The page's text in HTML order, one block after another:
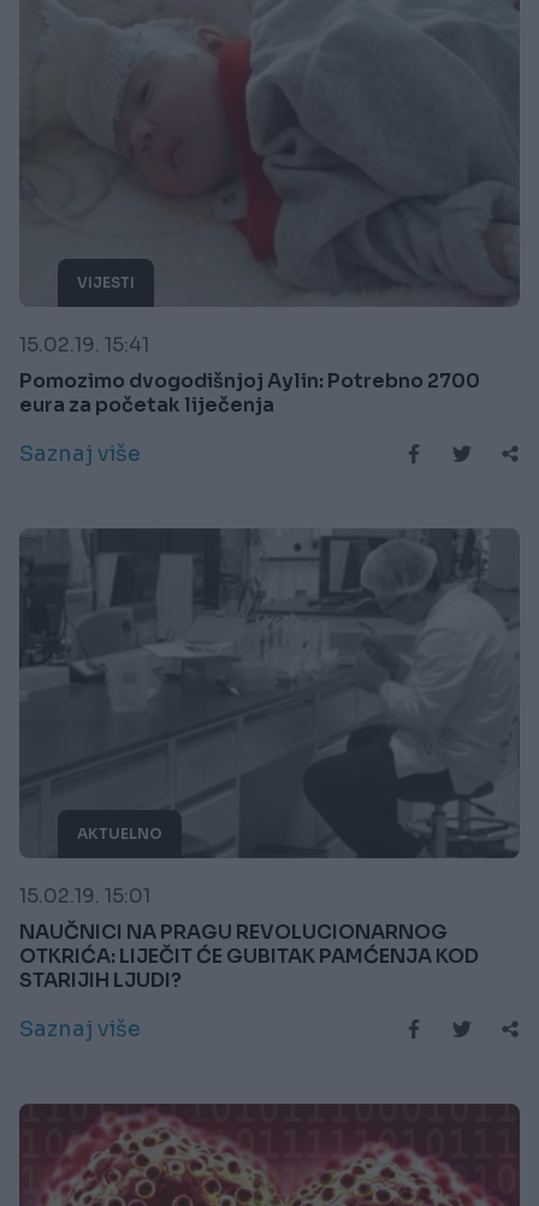
VIJESTI
15.02.19. 15:41
Pomozimo dvogodišnjoj Aylin: Potrebno 2700
eura za početak liječenja
Saznaj više
AKTUELNO
15.02.19. 15:01
NAUČNICI NA PRAGU REVOLUCIONARNOG
OTKRIĆA: LIJEČIT ĆE GUBITAK PAMĆENJA KOD
STARIJIH LJUDI?
Saznaj više